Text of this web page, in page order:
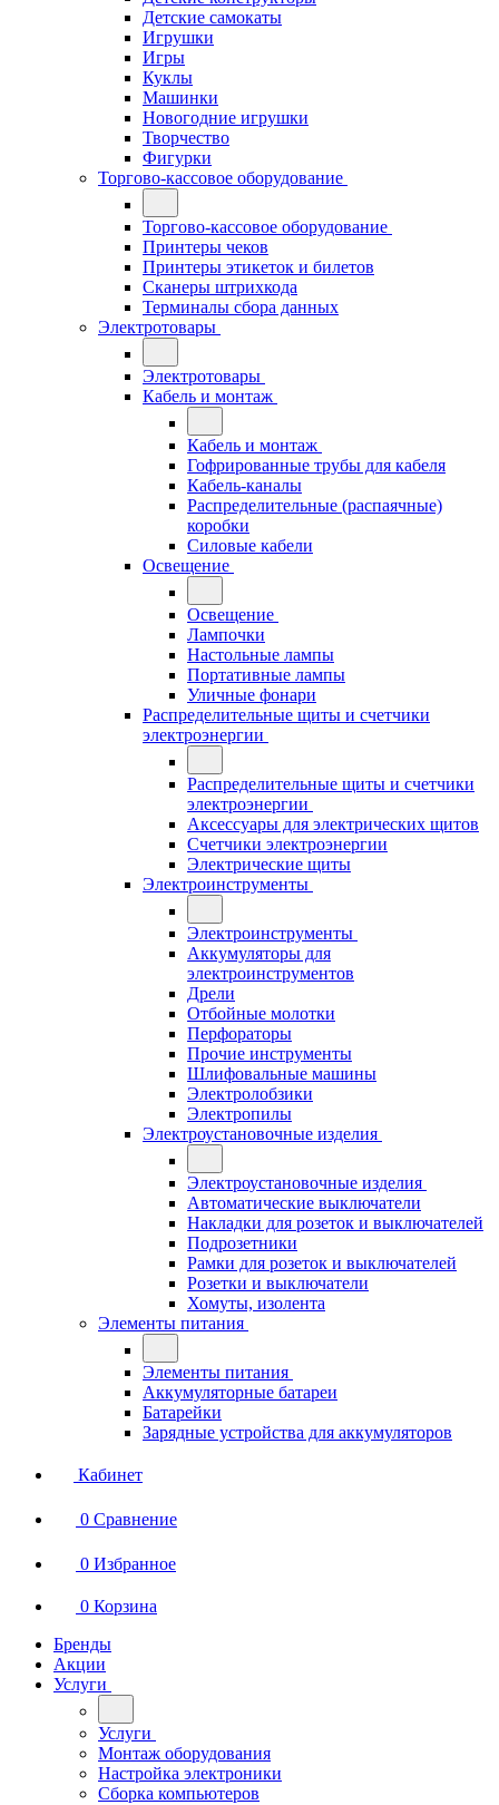
Детские самокаты
Игрушки
Игры
Куклы
Машинки
Новогодние игрушки
Творчество
Фигурки
Торгово-кассовое оборудование
Торгово-кассовое оборудование
Принтеры чеков
Принтеры этикеток и билетов
Сканеры штрихкода
Терминалы сбора данных
Электротовары
Электротовары
Кабель и монтаж
Кабель и монтаж
Гофрированные трубы для кабеля
Кабель-каналы
Распределительные (распаячные)
коробки
Силовые кабели
Освещение
Освещение
Лампочки
Настольные лампы
Портативные лампы
Уличные фонари
Распределительные щиты и счетчики
электроэнергии
Распределительные щиты и счетчики
электроэнергии
Аксессуары для электрических щитов
Счетчики электроэнергии
Электрические щиты
Электроинструменты
Электроинструменты
Аккумуляторы для
электроинструментов
Дрели
Отбойные молотки
Перфораторы
Прочие инструменты
Шлифовальные машины
Электролобзики
Электропилы
Электроустановочные изделия
Электроустановочные изделия
Автоматические выключатели
Накладки для розеток и выключателей
Подрозетники
Рамки для розеток и выключателей
Розетки и выключатели
Хомуты, изолента
Элементы питания
Элементы питания
Аккумуляторные батареи
Батарейки
Зарядные устройства для аккумуляторов
Кабинет
0 Сравнение
0 Избранное
0 Корзина
Бренды
Акции
Услуги
Услуги
Монтаж оборудования
Настройка электроники
Сборка компьютеров